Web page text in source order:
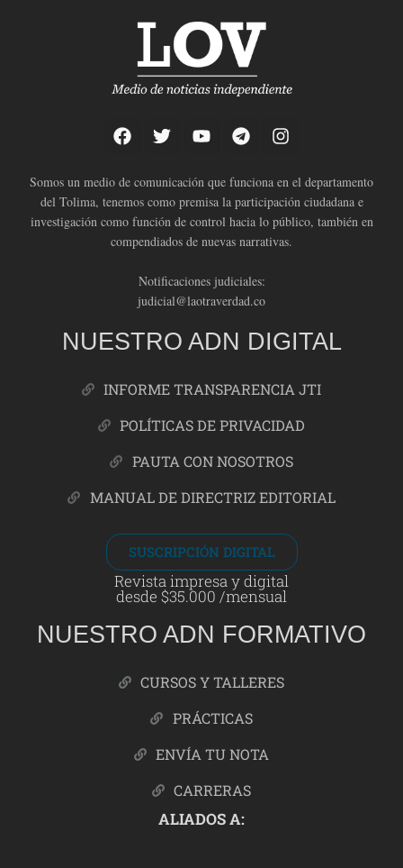
Somos un medio de comunicación que funciona en el departamento
del Tolima, tenemos como premisa la participación ciudadana e
investigación como función de control hacia lo público, también en
compendiados de nuevas narrativas.
Notificaciones judiciales:
judicial@laotraverdad.co
NUESTRO ADN DIGITAL
INFORME TRANSPARENCIA JTI
POLÍTICAS DE PRIVACIDAD
PAUTA CON NOSOTROS
MANUAL DE DIRECTRIZ EDITORIAL
SUSCRIPCIÓN DIGITAL
Revista impresa y digital
desde $35.000 /mensual
NUESTRO ADN FORMATIVO
CURSOS Y TALLERES
PRÁCTICAS
ENVÍA TU NOTA
CARRERAS
ALIADOS A: